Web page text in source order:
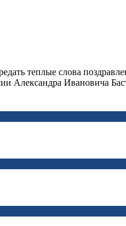
теплые слова
Александра Ивановича